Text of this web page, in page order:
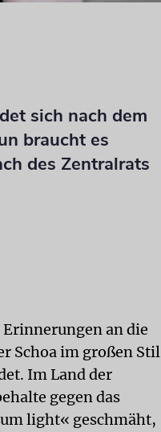
sich nach dem
braucht es
des Zentralrats
an die
Schoa im großen Stil
Im Land der
gegen das
light« geschmäht,